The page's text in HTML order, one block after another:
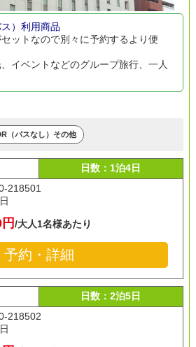
）利用商品
ットなので別々に予約するより便
イベントなどのグループ旅行、一人
（パスなし）その他
日数：1泊4日
218501
/大人1名様あたり
予約・詳細
日数：2泊5日
218502